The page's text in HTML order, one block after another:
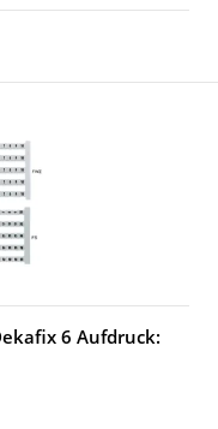
6 Aufdruck: